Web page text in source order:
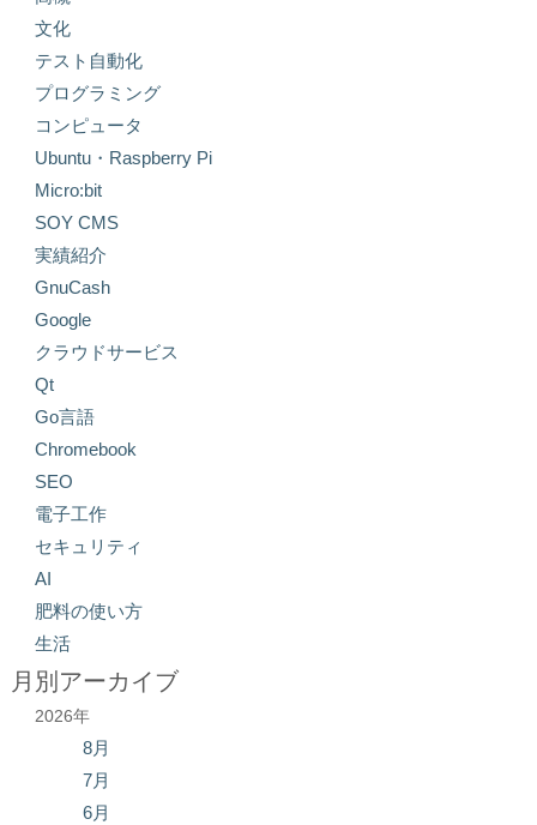
文化
テスト自動化
プログラミング
コンピュータ
Ubuntu・Raspberry Pi
Micro:bit
SOY CMS
実績紹介
GnuCash
Google
クラウドサービス
Qt
Go言語
Chromebook
SEO
電子工作
セキュリティ
AI
肥料の使い方
生活
月別アーカイブ
2026年
8月
7月
6月